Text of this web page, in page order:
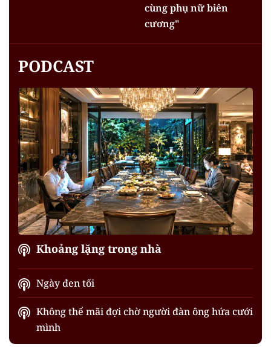
cùng phụ nữ biên
cương"
PODCAST
Khoảng lặng trong nhà
Ngày đen tối
Không thể mãi đợi chờ người đàn ông hứa cưới
mình